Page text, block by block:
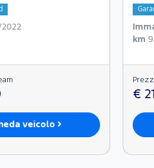
veicolo
km
€